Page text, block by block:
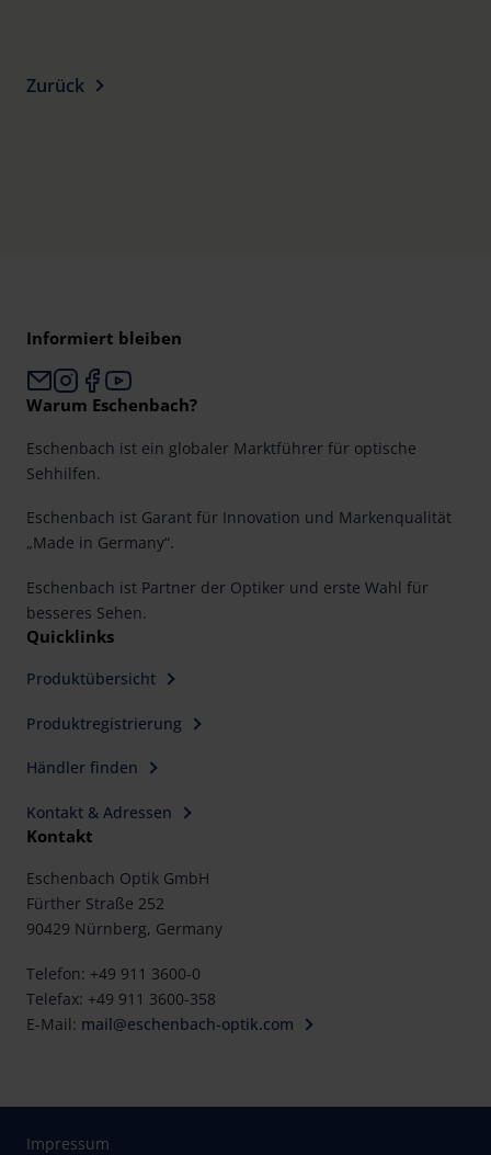
Zurück
Informiert bleiben
Warum Eschenbach?
Eschenbach ist ein globaler Marktführer für optische
Sehhilfen.
Eschenbach ist Garant für Innovation und Markenqualität
„Made in Germany“.
Eschenbach ist Partner der Optiker und erste Wahl für
besseres Sehen.
Quicklinks
Produktübersicht
Produktregistrierung
Händler finden
Kontakt & Adressen
Kontakt
Eschenbach Optik GmbH
Fürther Straße 252
90429 Nürnberg, Germany
Telefon: +49 911 3600-0
Telefax: +49 911 3600-358
E-Mail: mail@eschenbach-optik.com
Impressum